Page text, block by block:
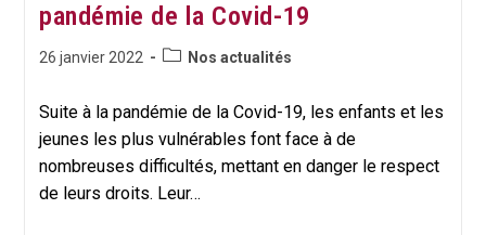
pandémie de la Covid-19
Publication
26 janvier 2022
PostNos actualités
Suite à la pandémie de la Covid-19, les enfants et les
jeunes les plus vulnérables font face à de
nombreuses difficultés, mettant en danger le respect
de leurs droits. Leur…